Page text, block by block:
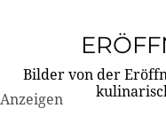
Bilder von der
Anzeigen